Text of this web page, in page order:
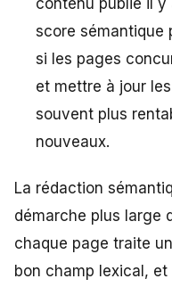
contenu publié il y
score sémantique
si les pages
et mettre à jour
souvent plus
nouveaux.
La rédaction
démarche plus large
chaque page traite
bon champ lexical,